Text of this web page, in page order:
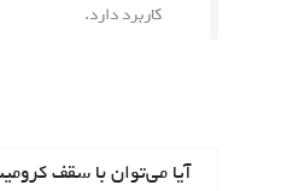
کاربرد دارد.
N
آیا می‌توان با سقف